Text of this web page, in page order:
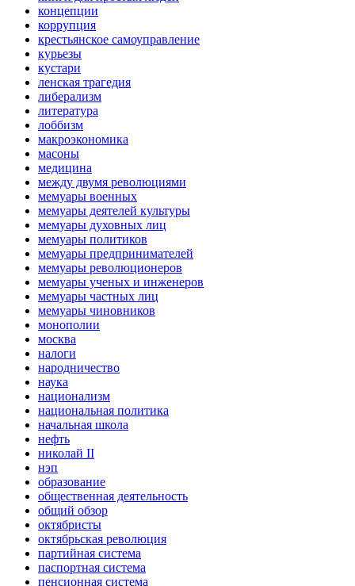
концепции
коррупция
крестьянское самоуправление
курьезы
кустари
ленская трагедия
либерализм
литература
лоббизм
макроэкономика
масоны
медицина
между двумя революциями
мемуары военных
мемуары деятелей культуры
мемуары духовных лиц
мемуары политиков
мемуары предпринимателей
мемуары революционеров
мемуары ученых и инженеров
мемуары частных лиц
мемуары чиновников
монополии
москва
налоги
народничество
наука
национализм
национальная политика
начальная школа
нефть
николай II
нэп
образование
общественная деятельность
общий обзор
октябристы
октябрьская революция
партийная система
паспортная система
пенсионная система